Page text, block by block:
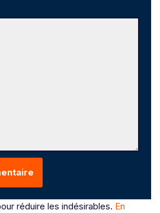
réduire les indésirables. En